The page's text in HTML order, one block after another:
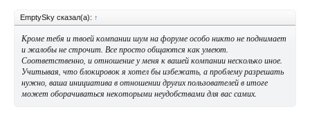
EmptySky сказал(а): ↑
Кроме тебя и твоей компании шум на форуме особо никто не поднимает
и жалобы не строчит. Все просто общаются как умеют.
Соответственно, и отношение у меня к вашей компании несколько иное.
Учитывая, что блокировок я хотел бы избежать, а проблему разрешать
нужно, ваша инициатива в отношении других пользователей в итоге
может оборачиваться некоторыми неудобствами для вас самих.